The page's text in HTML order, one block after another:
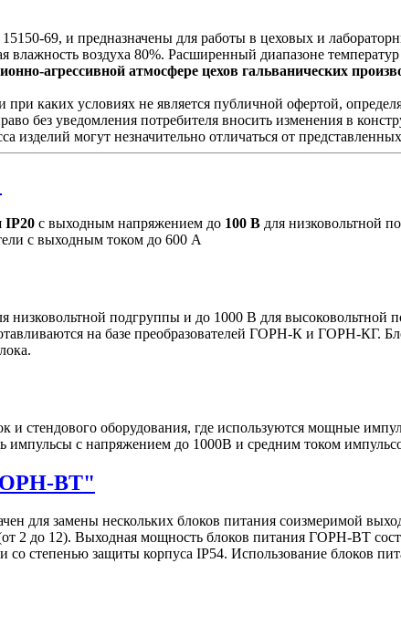
69, и предназначены для работы в цеховых и
воздуха 80%. Расширенный диапазоне
агрессивной атмосфере цехов гальванических
каких условиях не является публичной офертой,
без уведомления потребителя вносить изменения в
могут незначительно отличаться от
IP20 с выходным напряжением до 100 В для низковольтной
с выходным током до 600 А
подгруппы и до 1000 В для высоковольтной
на базе преобразователей ГОРН-К и ГОРН-КГ.
стендового оборудования, где используются мощные
c напряжением до 1000В и средним током
ВТ"
для замены нескольких блоков питания соизмеримой
2 до 12). Выходная мощность блоков питания ГОРН-ВТ
со степенью защиты корпуса IP54. Использование блоков